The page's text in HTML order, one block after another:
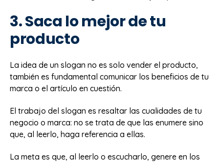
3. Saca lo mejor de tu
producto
La idea de un slogan no es solo vender el producto,
también es fundamental comunicar los beneficios de tu
marca o el artículo en cuestión.
El trabajo del slogan es resaltar las cualidades de tu
negocio o marca: no se trata de que las enumere sino
que, al leerlo, haga referencia a ellas.
La meta es que, al leerlo o escucharlo, genere en los